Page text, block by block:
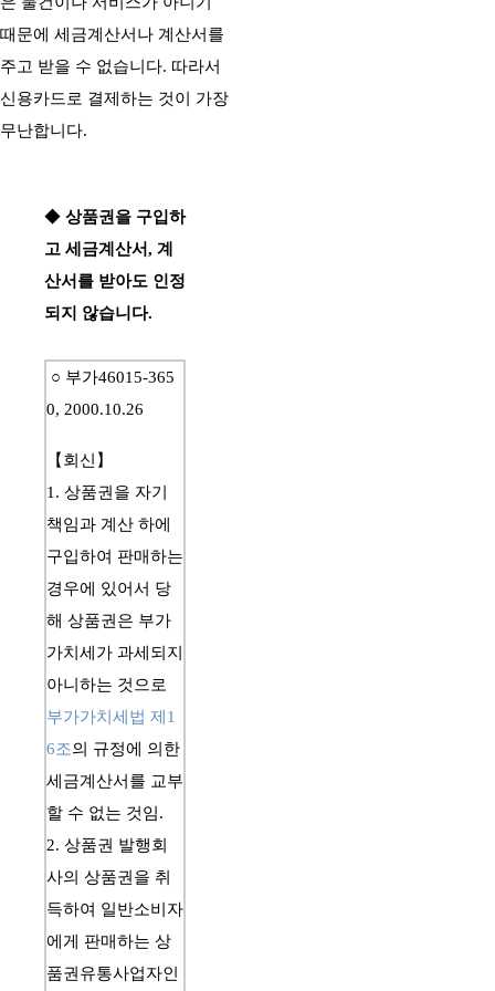
때문에 세금계산서나 계산서를
주고 받을 수 없습니다. 따라서
신용카드로 결제하는 것이 가장
무난합니다.
◆ 상품권을 구입하
고 세금계산서, 계
산서를 받아도 인정
되지 않습니다.
○ 부가46015-365
0, 2000.10.26
【회신】
1. 상품권을 자기
책임과 계산 하에
구입하여 판매하는
경우에 있어서 당
해 상품권은 부가
가치세가 과세되지
부가가치세법 제1
6조의 규정에 의한
세금계산서를 교부
할 수 없는 것임.
2. 상품권 발행회
사의 상품권 을 취
득하여 일반소비자
에게 판매하는 상
품권 유통사업자인